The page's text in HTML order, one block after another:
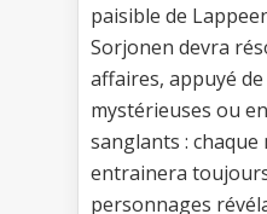
paisible de
Sorjonen devra
affaires, appuyé
mystérieuses ou
sanglants :
entrainera
personnages